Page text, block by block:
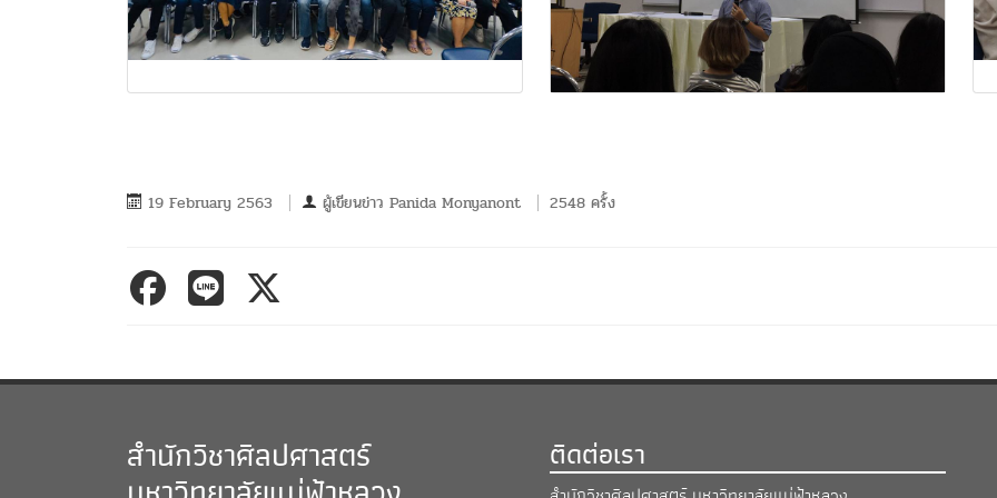
19 February 2563 ผู้เขียนข่าว Panida Monyanont 2548 ครั้ง
สำนักวิชาศิลปศาสตร์ ติดต่อเรา